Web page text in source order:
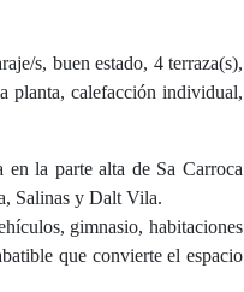
s, buen estado, 4 terraza(s),
planta, calefacción individual,
la parte alta de Sa Carroca
Salinas y Dalt Vila.
gimnasio, habitaciones
que convierte el espacio